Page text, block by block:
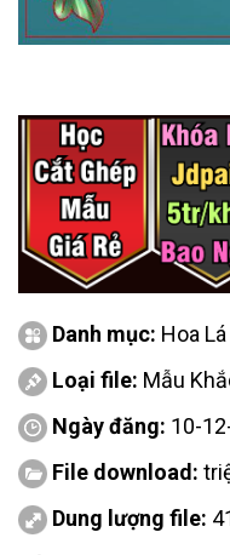
Danh mục: Hoa
Loại file: Mẫu
Ngày đăng: 10-
File download:
Dung lượng file: